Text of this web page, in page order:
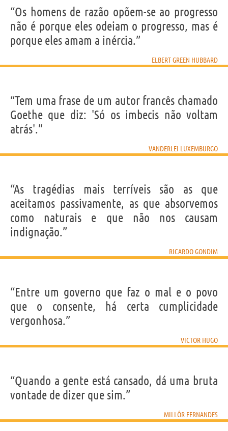
“Os homens de razão opõem-se ao progresso
não é porque eles odeiam o progresso, mas é
porque eles amam a inércia.”
ELBERT GREEN HUBBARD
“Tem uma frase de um autor francês chamado
Goethe que diz: 'Só os imbecis não voltam
atrás'.”
VANDERLEI LUXEMBURGO
“As tragédias mais terríveis são as que
aceitamos passivamente, as que absorvemos
como naturais e que não nos causam
indignação.”
RICARDO GONDIM
“Entre um governo que faz o mal e o povo
que o consente, há certa cumplicidade
vergonhosa.”
VICTOR HUGO
“Quando a gente está cansado, dá uma bruta
vontade de dizer que sim.”
MILLÔR FERNANDES